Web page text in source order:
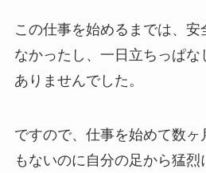
この仕事を始めるまでは、安
なかったし、一日立ちっぱな
ありませんでした。
ですので、仕事を始めて数
もないのに自分の足から猛烈